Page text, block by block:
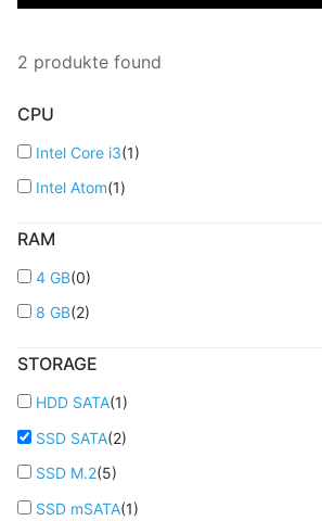
2 produkte found
CPU
Intel Core i3(1)
Intel Atom(1)
RAM
4 GB(0)
8 GB(2)
STORAGE
HDD SATA(1)
SSD SATA(2)
SSD M.2(5)
SSD mSATA(1)